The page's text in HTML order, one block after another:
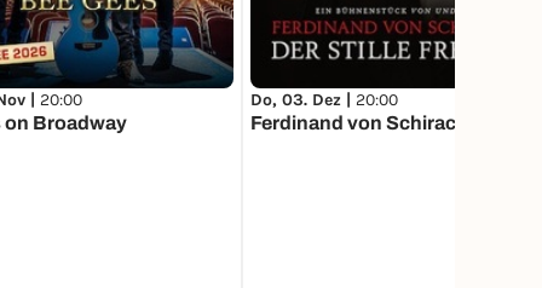
| 20:00
on Broadway
Do, 03. Dez | 20:00
Ferdinand von Schirach